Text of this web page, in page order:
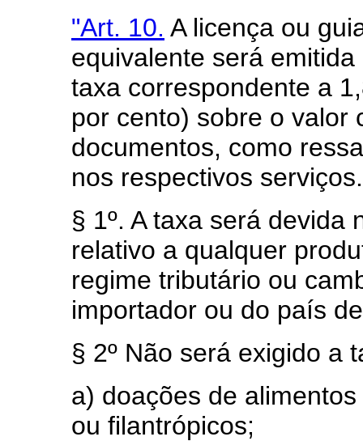
"Art. 10. A licença ou
equivalente será
taxa correspondente a
por cento) sobre o valor
documentos, como
nos respectivos serviços.
§ 1º. A taxa será devida
relativo a qualquer
regime tributário ou
importador ou do país
§ 2º Não será exigido a
a) doações de
ou filantrópicos;